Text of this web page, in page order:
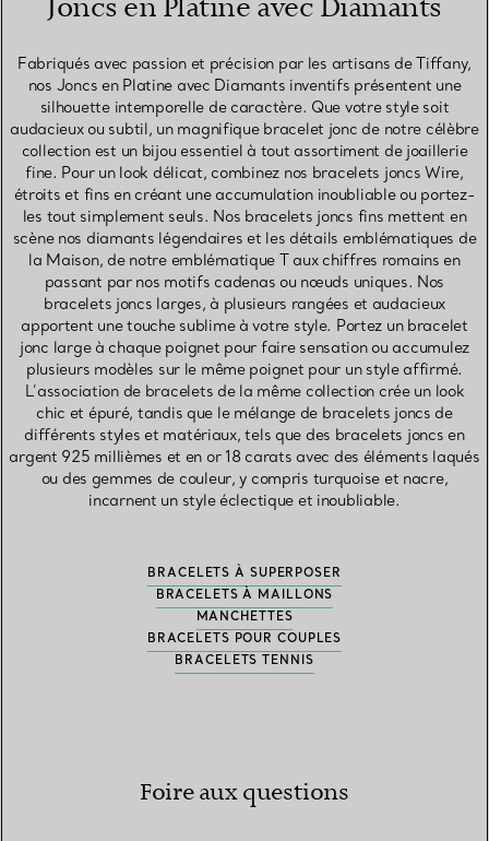
Joncs en Platine avec Diamants
Fabriqués avec passion et précision par les artisans de Tiffany,
nos Joncs en Platine avec Diamants inventifs présentent une
silhouette intemporelle de caractère. Que votre style soit
audacieux ou subtil, un magnifique bracelet jonc de notre célèbre
collection est un bijou essentiel à tout assortiment de joaillerie
fine. Pour un look délicat, combinez nos bracelets joncs Wire,
étroits et fins en créant une accumulation inoubliable ou portez-
les tout simplement seuls. Nos bracelets joncs fins mettent en
scène nos diamants légendaires et les détails emblématiques de
la Maison, de notre emblématique T aux chiffres romains en
passant par nos motifs cadenas ou nœuds uniques. Nos
bracelets joncs larges, à plusieurs rangées et audacieux
apportent une touche sublime à votre style. Portez un bracelet
jonc large à chaque poignet pour faire sensation ou accumulez
plusieurs modèles sur le même poignet pour un style affirmé.
L’association de bracelets de la même collection crée un look
chic et épuré, tandis que le mélange de bracelets joncs de
différents styles et matériaux, tels que des bracelets joncs en
argent 925 millièmes et en or 18 carats avec des éléments laqués
ou des gemmes de couleur, y compris turquoise et nacre,
incarnent un style éclectique et inoubliable.
BRACELETS À SUPERPOSER
BRACELETS À MAILLONS
MANCHETTES
BRACELETS POUR COUPLES
BRACELETS TENNIS
Foire aux questions